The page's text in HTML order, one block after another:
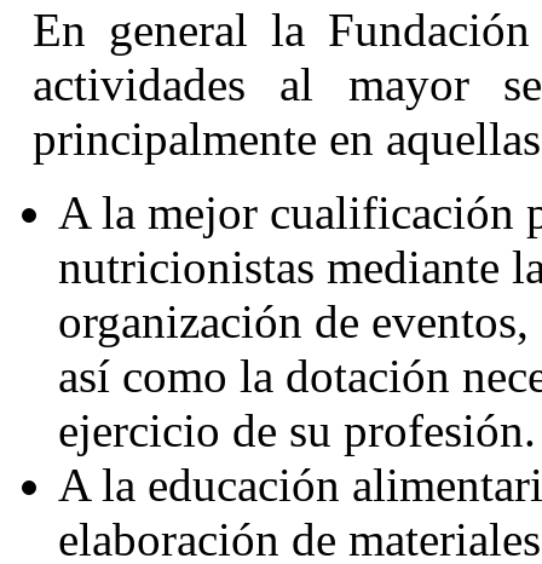
En general la
actividades al mayor
principalmente en
A la mejor cualificación
nutricionistas mediante
organización de
así como la dotación
ejercicio de su profesión.
A la educación
elaboración de